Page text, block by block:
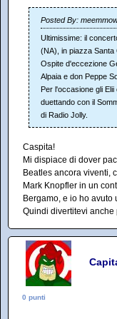
Posted By:
Ultimissime: il
(NA), in piazza Santa
Ospite d'eccezione
Alpaia e don Peppe
Per l'occasione gli
duettando con il
di Radio Jolly.
Caspita!
Mi dispiace di dover
Beatles ancora viventi,
Mark Knopfler in un
Bergamo, e io ho avuto
Quindi divertitevi anche
0 punti